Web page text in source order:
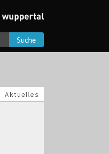
Suche
Aktuelles